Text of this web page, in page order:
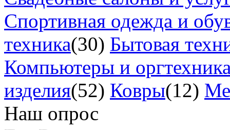
Спортивная одежда и
техника(30) Бытовая
Компьютеры и
изделия(52) Ковры(12)
Наш опрос